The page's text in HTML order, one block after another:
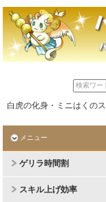
白虎の化身・ミニはくの
メニュー
ゲリラ時間割
スキル上げ効率